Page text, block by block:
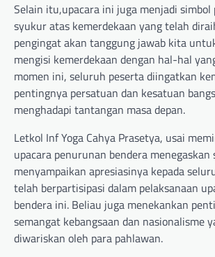
Selain itu,upacara ini juga menjadi
syukur atas kemerdekaan yang telah
pengingat akan tanggung jawab kita
mengisi kemerdekaan dengan hal-hal
momen ini, seluruh peserta diingatkan
pentingnya persatuan dan kesatuan
menghadapi tantangan masa depan.
Letkol Inf Yoga Cahya Prasetya, usai
upacara penurunan bendera menegaskan
menyampaikan apresiasinya kepada
telah berpartisipasi dalam pelaksanaan
bendera ini. Beliau juga menekankan
semangat kebangsaan dan nasionalisme
diwariskan oleh para pahlawan.